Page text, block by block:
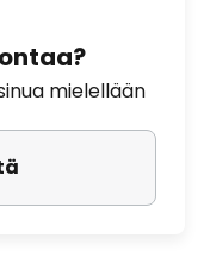
mielellään